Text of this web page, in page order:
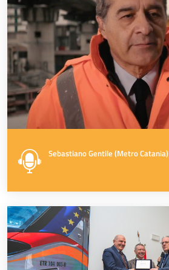
Sebastiano Gentile (Metro Catania)